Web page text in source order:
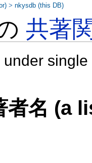
共著
者名 (a
>nkysdb (this DB)